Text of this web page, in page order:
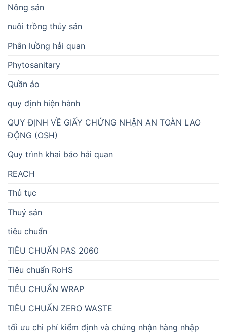
Nông sản
nuôi trồng thủy sản
Phân luồng hải quan
Phytosanitary
Quần áo
quy định hiện hành
QUY ĐỊNH VỀ GIẤY CHỨNG NHẬN AN TOÀN LAO
ĐỘNG (OSH)
Quy trình khai báo hải quan
REACH
Thủ tục
Thuỷ sản
tiêu chuẩn
TIÊU CHUẨN PAS 2060
Tiêu chuẩn RoHS
TIÊU CHUẨN WRAP
TIÊU CHUẨN ZERO WASTE
tối ưu chi phí kiểm định và chứng nhận hàng nhập